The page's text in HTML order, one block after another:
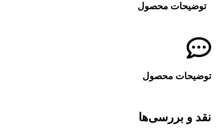
توضیحات محصول
توضیحات محصول
نقد و بررسی‌ها